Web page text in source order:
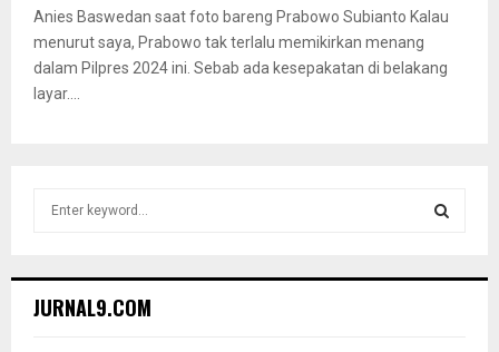
Anies Baswedan saat foto bareng Prabowo Subianto Kalau
menurut saya, Prabowo tak terlalu memikirkan menang
dalam Pilpres 2024 ini. Sebab ada kesepakatan di belakang
layar....
h
JURNAL9.COM